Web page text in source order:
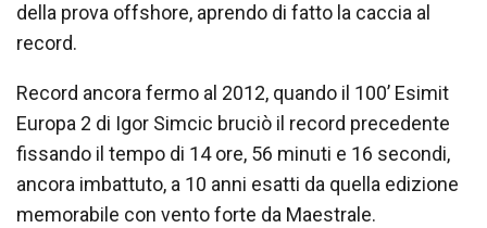
della prova offshore, aprendo di fatto la caccia al
record.
Record ancora fermo al 2012, quando il 100’ Esimit
Europa 2 di Igor Simcic bruciò il record precedente
fissando il tempo di 14 ore, 56 minuti e 16 secondi,
ancora imbattuto, a 10 anni esatti da quella edizione
memorabile con vento forte da Maestrale.